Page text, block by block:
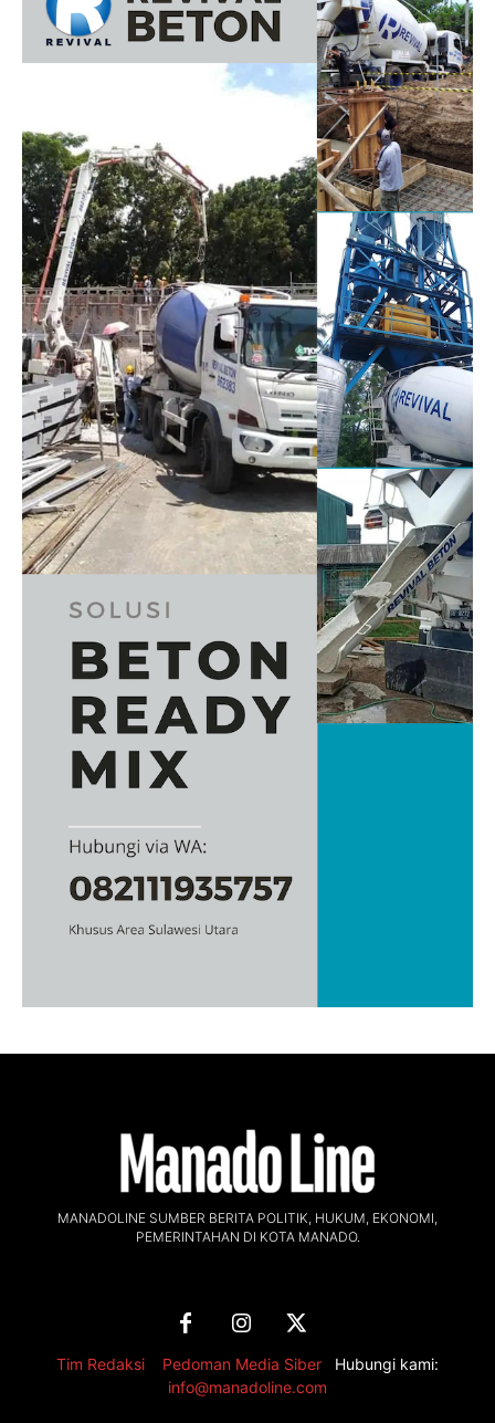
MANADOLINE SUMBER BERITA POLITIK, HUKUM, EKONOMI,
PEMERINTAHAN DI KOTA MANADO.
Tim Redaksi Pedoman Media Siber
Hubungi kami:
info@manadoline.com